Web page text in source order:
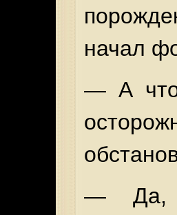
начал
— А
— Да,